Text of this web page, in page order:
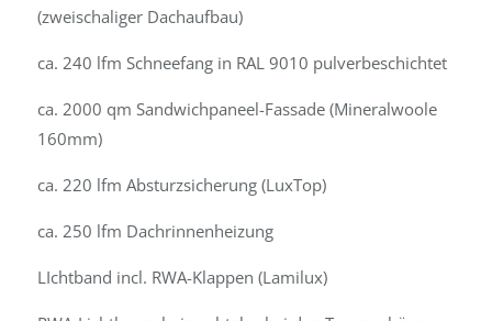
(zweischaliger Dachaufbau)
ca. 240 lfm Schneefang in RAL 9010 pulverbeschichtet
ca. 2000 qm Sandwichpaneel-Fassade (Mineralwoole
160mm)
ca. 220 lfm Absturzsicherung (LuxTop)
ca. 250 lfm Dachrinnenheizung
LIchtband incl. RWA-Klappen (Lamilux)